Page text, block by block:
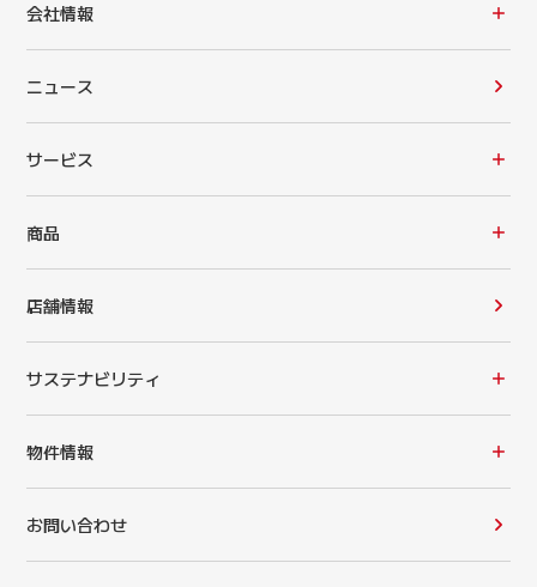
会社情報
ニュース
サービス
商品
店舗情報
サステナビリティ
物件情報
お問い合わせ